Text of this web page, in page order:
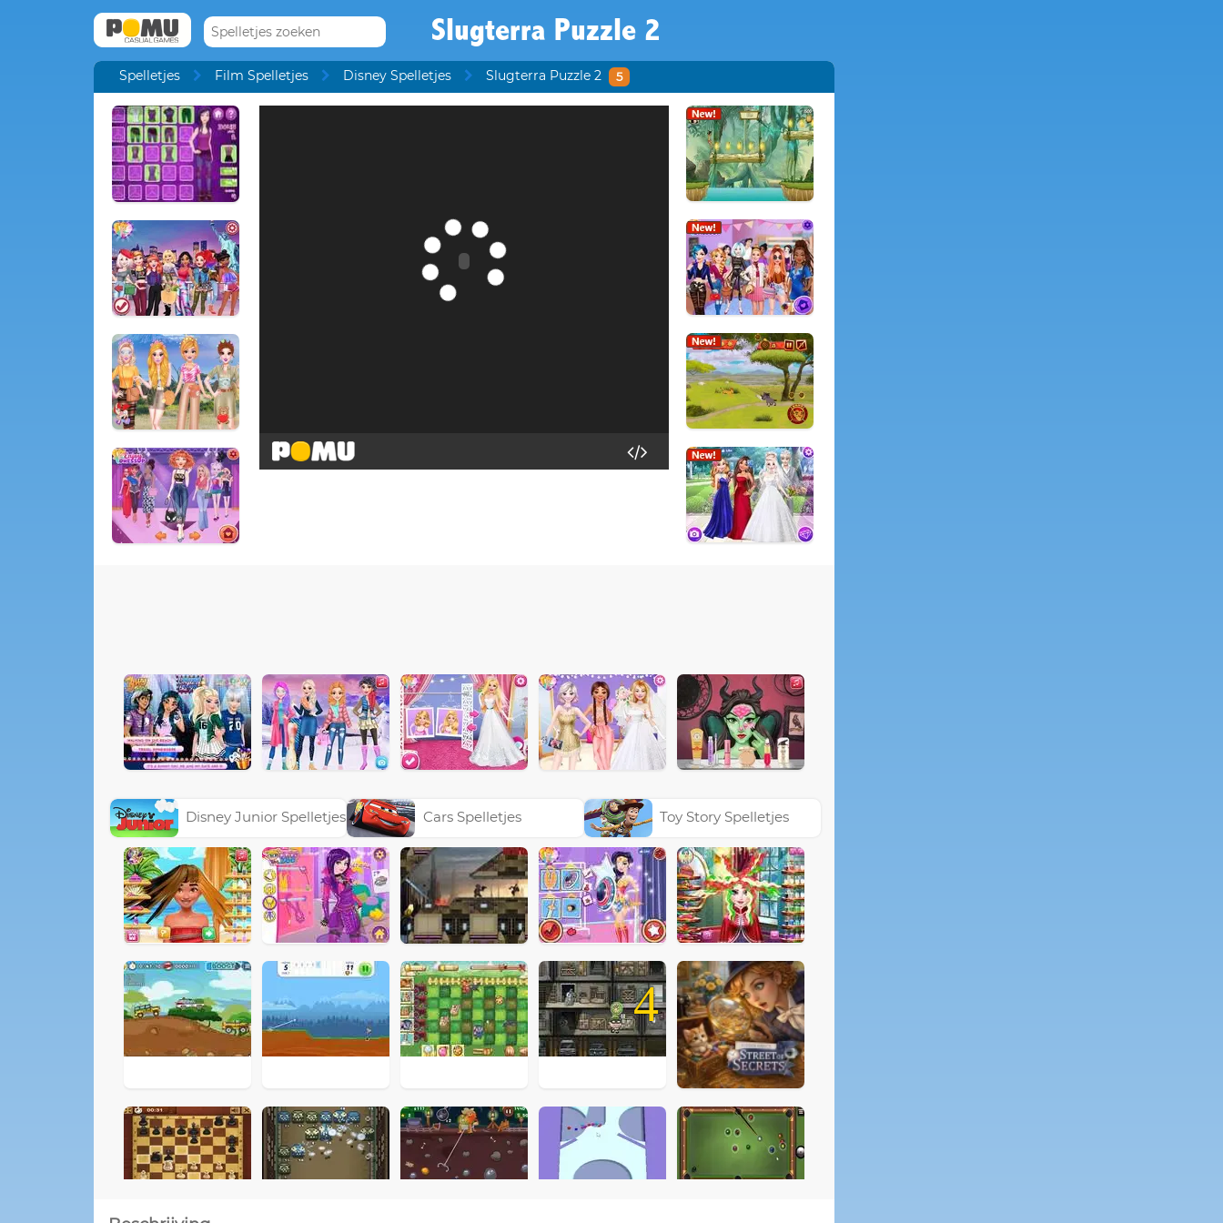
Slugterra Puzzle 2
Spelletjes Film Spelletjes Disney Spelletjes Slugterra Puzzle 2 5
Disney Junior Spelletjes Cars Spelletjes Toy Story Spelletjes
4